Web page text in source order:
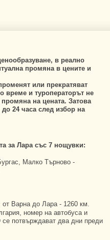
в реално
промяна в цените и
или прекратяват
време и туроператорът не
на цената. Затова
24 часа след избор на
за Лара със 7 нощувки:
Малко Търново -
от Варна до Лара - 1260 км.
номер на автобуса и
потвърждават два дни преди